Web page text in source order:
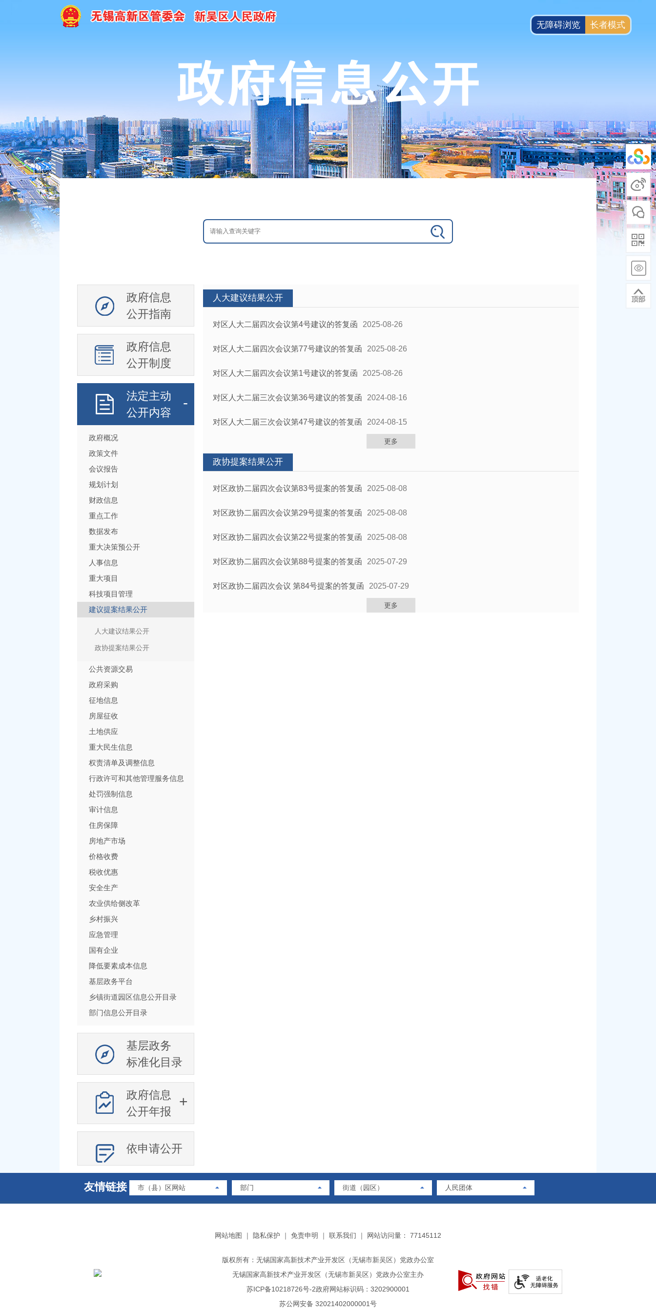
无障碍浏览 长者模式
政府信息
公开指南
政府信息
公开制度
法定主动
公开内容
政府概况
政策文件
会议报告
规划计划
财政信息
重点工作
数据发布
重大决策预公开
人事信息
重大项目
科技项目管理
建议提案结果公开
人大建议结果公开
政协提案结果公开
公共资源交易
政府采购
征地信息
房屋征收
土地供应
重大民生信息
权责清单及调整信息
行政许可和其他管理服务信息
处罚强制信息
审计信息
住房保障
房地产市场
价格收费
税收优惠
安全生产
农业供给侧改革
乡村振兴
应急管理
国有企业
降低要素成本信息
基层政务平台
乡镇街道园区信息公开目录
部门信息公开目录
基层政务
标准化目录
政府信息
公开年报
依申请公开
人大建议结果公开
对区人大二届四次会议第4号建议的答复函 2025-08-26
对区人大二届四次会议第77号建议的答复函 2025-08-26
对区人大二届四次会议第1号建议的答复函 2025-08-26
对区人大二届三次会议第36号建议的答复函 2024-08-16
对区人大二届三次会议第47号建议的答复函 2024-08-15
更多
政协提案结果公开
对区政协二届四次会议第83号提案的答复函 2025-08-08
对区政协二届四次会议第29号提案的答复函 2025-08-08
对区政协二届四次会议第22号提案的答复函 2025-08-08
对区政协二届四次会议第88号提案的答复函 2025-07-29
对区政协二届四次会议 第84号提案的答复函 2025-07-29
更多
友情链接 市（县）区网站 部门 街道（园区） 人民团体
网站地图 ｜ 隐私保护 ｜ 免责申明 ｜ 联系我们 ｜ 网站访问量： 77145112
版权所有：无锡国家高新技术产业开发区（无锡市新吴区）党政办公室
无锡国家高新技术产业开发区（无锡市新吴区）党政办公室主办
苏ICP备10218726号-2政府网站标识码：3202900001
苏公网安备 32021402000001号